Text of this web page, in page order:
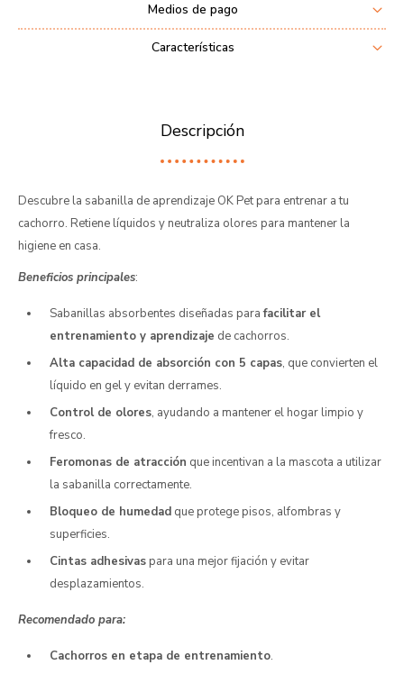
Medios de pago
Características
Descripción
Descubre la sabanilla de aprendizaje OK Pet para entrenar a tu
cachorro. Retiene líquidos y neutraliza olores para mantener la
higiene en casa.
Beneficios principales:
Sabanillas absorbentes diseñadas parafacilitar el
entrenamiento y aprendizaje de cachorros.
Alta capacidad de absorción con 5 capas, que convierten el
líquido en gel y evitan derrames.
Control de olores, ayudando a mantener el hogar limpio y
fresco.
Feromonas de atracción que incentivan a la mascota a utilizar
la sabanilla correctamente.
Bloqueo de humedad que protege pisos, alfombras y
superficies.
Cintas adhesivas para una mejor fijación y evitar
desplazamientos.
Recomendado para:
Cachorros en etapa de entrenamiento.